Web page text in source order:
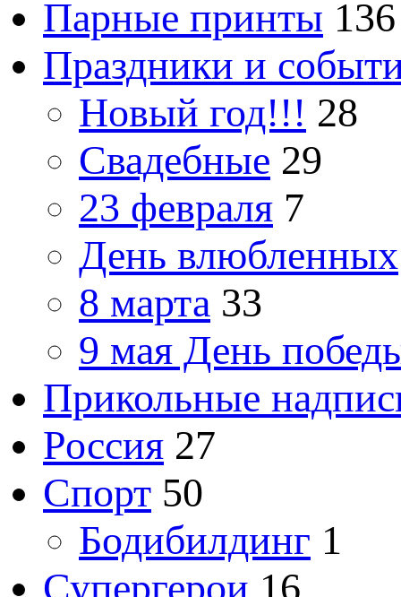
Парные принты 136
Праздники и
Новый год!!! 28
Свадебные 29
23 февраля 7
День влюбленных
8 марта 33
9 мая День
Прикольные
Россия 27
Спорт 50
Бодибилдинг 1
Супергерои 16